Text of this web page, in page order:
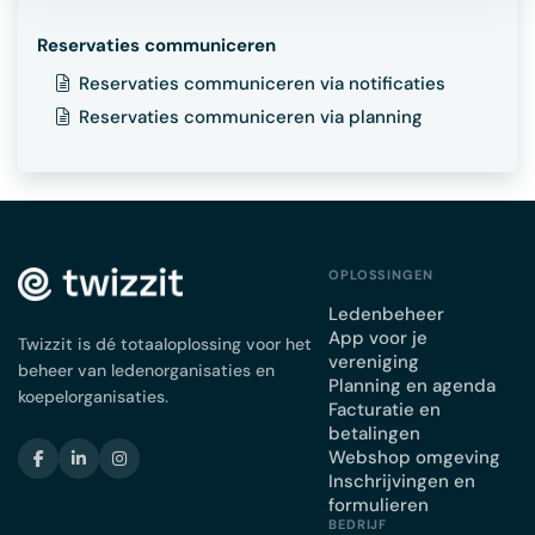
Reservaties communiceren
Reservaties communiceren via notificaties
Reservaties communiceren via planning
Twizzit is dé totaaloplossing voor het
beheer van ledenorganisaties en
koepelorganisaties.
OPLOSSINGEN
Ledenbeheer
App voor je
vereniging
Planning en agenda
Facturatie en
betalingen
Webshop omgeving
Inschrijvingen en
formulieren
BEDRIJF